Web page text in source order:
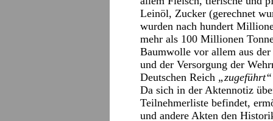
Leinöl, Zucker (gerechnet
wurden nach hundert
mehr als 100 Millionen
Baumwolle vor allem aus
und der Versorgung der
Deutschen Reich „zugeführt“
Da sich in der Aktennotiz
Teilnehmerliste befindet,
und andere Akten den